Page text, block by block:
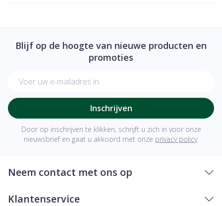
Blijf op de hoogte van nieuwe producten en
promoties
Inschrijven
Door op inschrijven te klikken, schrijft u zich in voor onze
nieuwsbrief en gaat u akkoord met onze privacy policy.
Neem contact met ons op
Klantenservice